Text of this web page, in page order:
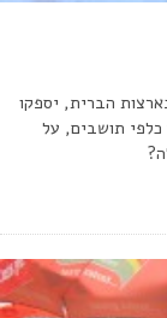
הברית, יספקו
כלפי תושבים, על